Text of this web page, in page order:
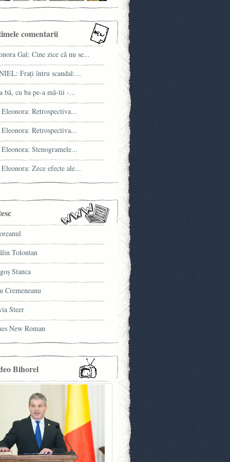
comentarii
Gal: Cine zice că nu se...
Fraţi întru scandal:...
bă, cu ba pe-a mă-tii -...
Retrospectiva...
Retrospectiva...
Stenogramele...
Zece efecte ale...
Tolontan
Stanca
Cremeneanu
Steer
New Roman
Bihorel